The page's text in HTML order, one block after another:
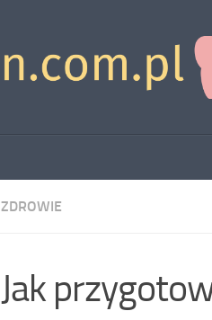
ZDROWIE
Jak